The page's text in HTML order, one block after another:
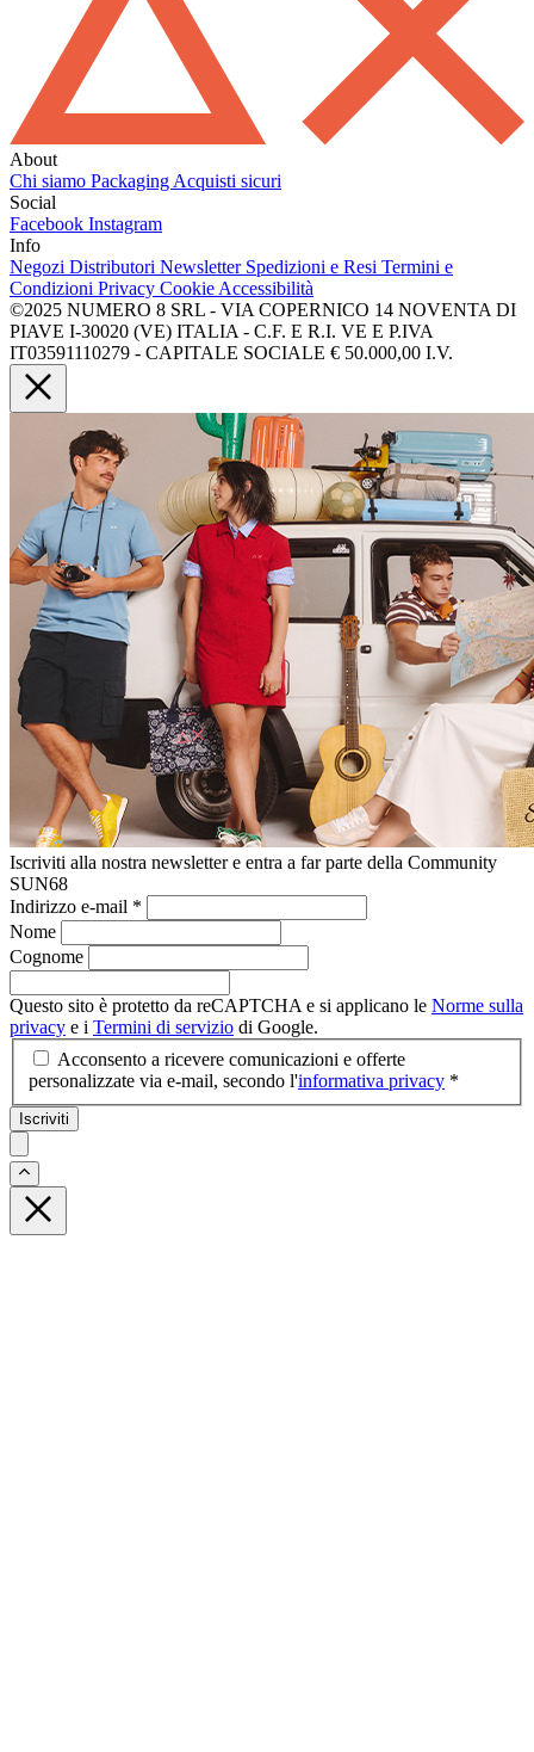
About
Chi siamo Packaging Acquisti sicuri
Social
Facebook Instagram
Info
Negozi Distributori Newsletter Spedizioni e Resi Termini e
Condizioni Privacy Cookie Accessibilità
©2025 NUMERO 8 SRL - VIA COPERNICO 14 NOVENTA DI
PIAVE I-30020 (VE) ITALIA - C.F. E R.I. VE E P.IVA
IT03591110279 - CAPITALE SOCIALE € 50.000,00 I.V.
Iscriviti alla nostra newsletter e entra a far parte della Community
SUN68
Indirizzo e-mail *
Nome
Cognome
Questo sito è protetto da reCAPTCHA e si applicano le Norme sulla
privacy e i Termini di servizio di Google.
Acconsento a ricevere comunicazioni e offerte
personalizzate via e-mail, secondo l'informativa privacy *
Iscriviti